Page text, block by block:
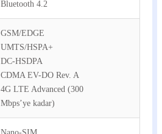
Bluetooth 4.2
GSM/EDGE
UMTS/HSPA+
DC-HSDPA
CDMA EV-DO Rev. A
4G LTE Advanced (300
Mbps’ye kadar)